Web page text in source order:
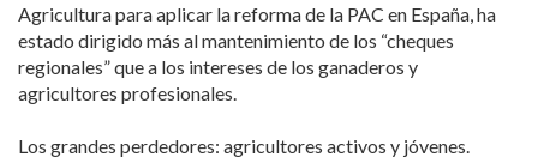
Agricultura para aplicar la reforma de la PAC en España, ha
estado dirigido más al mantenimiento de los “cheques
regionales” que a los intereses de los ganaderos y
agricultores profesionales.
Los grandes perdedores: agricultores activos y jóvenes.